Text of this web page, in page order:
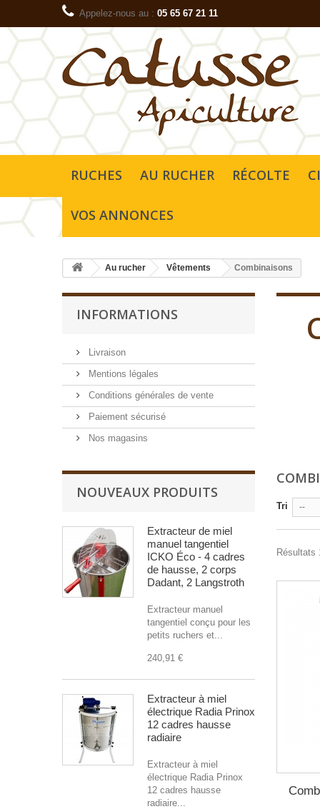
Appelez-nous au : 05 65 67 21 11
RUCHES AU RUCHER RÉCOLTE
VOS ANNONCES
Au rucher Vêtements Combinaisons
INFORMATIONS
Livraison
Mentions légales
Conditions générales de vente
Paiement sécurisé
Nos magasins
NOUVEAUX PRODUITS
Extracteur de miel
manuel tangentiel
ICKO Éco - 4 cadres
de hausse, 2 corps
Dadant, 2 Langstroth
Extracteur manuel
tangentiel conçu pour les
petits ruchers et...
240,91 €
Extracteur à miel
électrique Radia Prinox
12 cadres hausse
radiaire
Extracteur à miel
électrique Radia Prinox
12 cadres hausse
radiaire...
Tri --
Résultats